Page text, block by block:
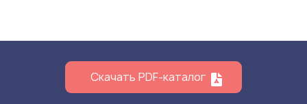
Скачать PDF-каталог